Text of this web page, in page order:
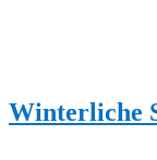
Winterliche